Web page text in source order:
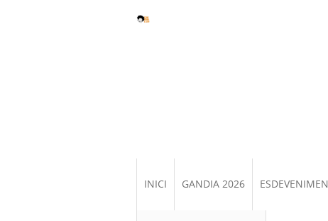
INICI GANDIA 2026